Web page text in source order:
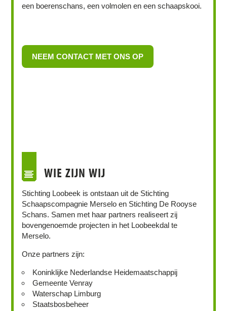
een boerenschans, een volmolen en een schaapskooi.
NEEM CONTACT MET ONS OP
WIE ZIJN WIJ
Stichting Loobeek is ontstaan uit de Stichting
Schaapscompagnie Merselo en Stichting De Rooyse
Schans. Samen met haar partners realiseert zij
bovengenoemde projecten in het Loobeekdal te
Merselo.
Onze partners zijn:
Koninklijke Nederlandse Heidemaatschappij
Gemeente Venray
Waterschap Limburg
Staatsbosbeheer